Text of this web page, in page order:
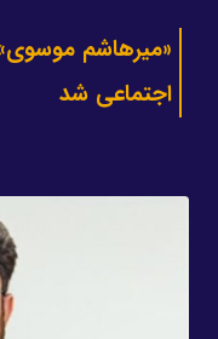
«میرهاشم
اجتماعی شد